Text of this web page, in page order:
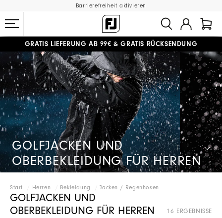
Barrierefreiheit aktivieren
#1 SHOE IN GOLF #1 GLOVE IN GOLF
GRATIS LIEFERUNG AB 99€ &GRATIS RÜCKSENDUNG
GOLFJACKEN UND
OBERBEKLEIDUNG FÜR HERREN
Start Herren Bekleidung Jacken / Regenhosen
GOLFJACKEN UND
OBERBEKLEIDUNG FÜR HERREN
16 ERGEBNISSE